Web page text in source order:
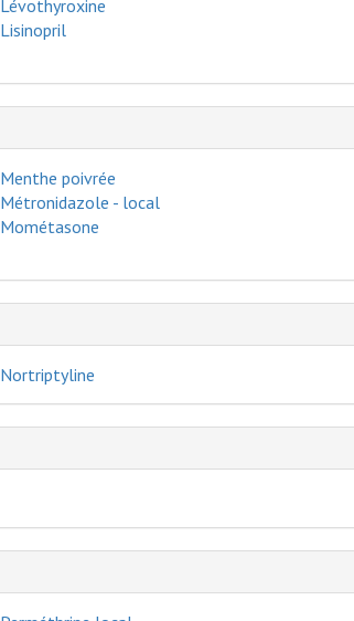
Lévothyroxine
Lisinopril
Menthe poivrée
Métronidazole - local
Mométasone
Nortriptyline